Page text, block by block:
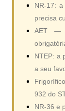
NR-17:
precisa
AET —
NTEP: a
a seu
932 do
NR-36 e